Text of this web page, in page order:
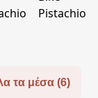
τα μέσα (6)